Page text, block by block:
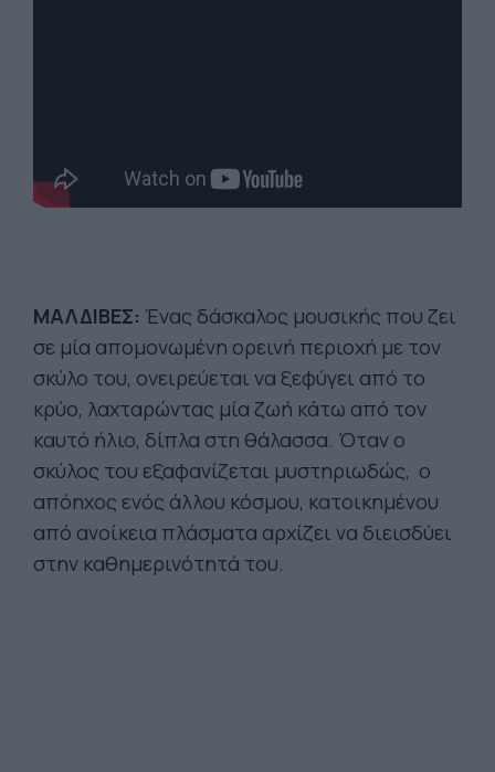
ΜΑΛΔΙΒΕΣ: Ένας δάσκαλος μουσικής που ζει
σε μία απομονωμένη ορεινή περιοχή με τον
σκύλο του, ονειρεύεται να ξεφύγει από το
κρύο, λαχταρώντας μία ζωή κάτω από τον
καυτό ήλιο, δίπλα στη θάλασσα. Όταν ο
σκύλος του εξαφανίζεται μυστηριωδώς, ο
απόηχος ενός άλλου κόσμου, κατοικημένου
από ανοίκεια πλάσματα αρχίζει να διεισδύει
στην καθημερινότητά του.